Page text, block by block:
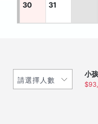
30 31
小